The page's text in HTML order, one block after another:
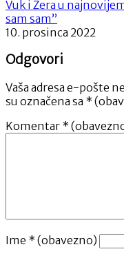
Vuk i Žera u
sam sam”
10. prosinca 2022
Odgovori
Vaša adresa e-pošte
su označena sa *
Komentar *
Ime * (obavezno)